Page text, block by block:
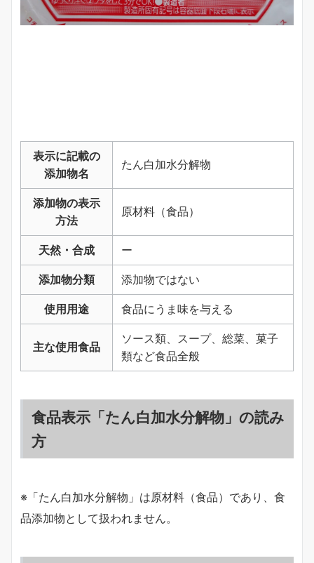
表示に記載の
添加物名
たん白加水分解物
添加物の表示
方法
原材料（食品）
天然・合成 ー
添加物分類 添加物ではない
使用用途 食品にうま味を与える
主な使用食品
ソース類、スープ、総菜、菓子
類など食品全般
食品表示「たん白加水分解物」の読み
方
※「たん白加水分解物」は原材料（食品）であり、食
品添加物として扱われません。